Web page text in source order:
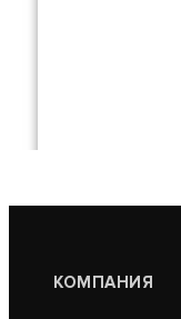
КОМПАНИЯ